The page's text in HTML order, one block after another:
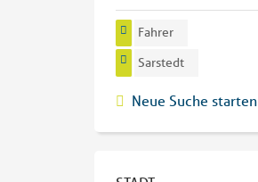
Fahrer
Sarstedt
Neue Suche starten